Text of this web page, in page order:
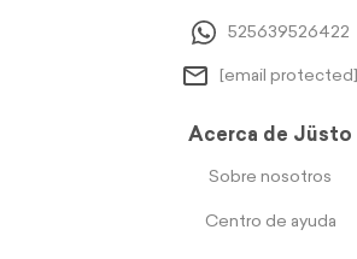
525639526422
[email protected]
Acerca de Jüsto
Sobre nosotros
Centro de ayuda